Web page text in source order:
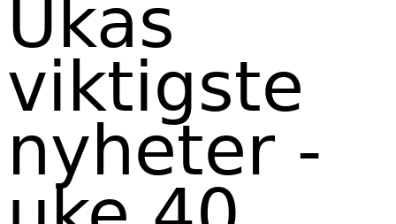
Ukas
viktigste
nyheter -